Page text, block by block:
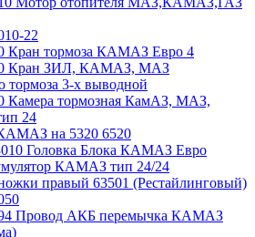
22
Кран тормоза КАМАЗ Евро 4
Кран ЗИЛ, КАМАЗ, МАЗ
тормоза 3-х выводной
Камера тормозная КамАЗ, МАЗ,
24
на 5320 6520
Головка Блока КАМАЗ Евро
КАМАЗ тип 24/24
правый 63501 (Рестайлинговый)
Провод АКБ перемычка КАМАЗ